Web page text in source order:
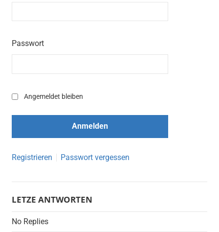
Passwort
Angemeldet bleiben
Registrieren Passwort vergessen
LETZE ANTWORTEN
No Replies